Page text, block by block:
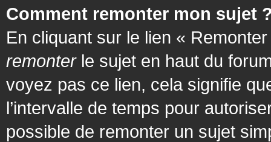
Comment remonter mon sujet
En cliquant sur le lien «
remonterle sujet en haut du
voyez pas ce lien, cela signifie
l’intervalle de temps pour
possible de remonter un sujet